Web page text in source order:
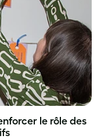
le rôle des